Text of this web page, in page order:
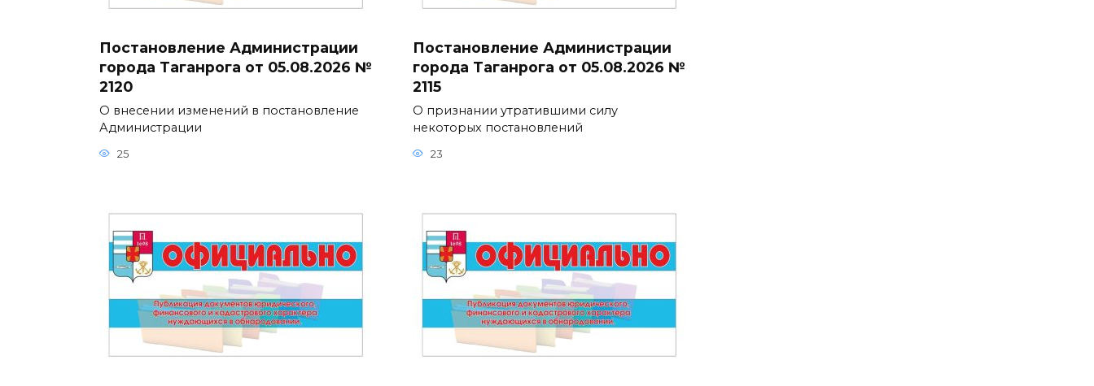
Постановление Администрации
города Таганрога от 05.08.2026 №
2120
О внесении изменений в постановление
Администрации
25
Постановление Администрации
города Таганрога от 05.08.2026 №
2115
О признании утратившими силу
некоторых постановлений
23